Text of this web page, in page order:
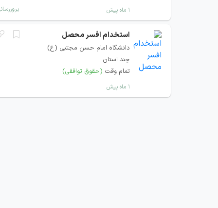
۱ ماه پیش
استخدام افسر محصل
دانشگاه امام حسن مجتبی (ع)
چند استان
تمام وقت (حقوق توافقی)
۱ ماه پیش